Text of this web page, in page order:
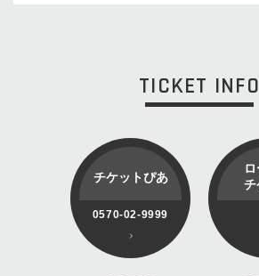
TICKET INFO
チケットぴあ
0570-02-9999
チ